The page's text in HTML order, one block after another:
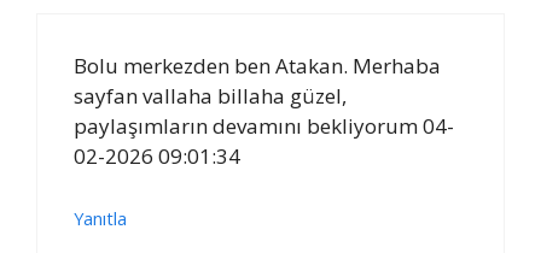
Bolu merkezden ben Atakan. Merhaba
sayfan vallaha billaha güzel,
paylaşımların devamını bekliyorum 04-
02-2026 09:01:34
Yanıtla